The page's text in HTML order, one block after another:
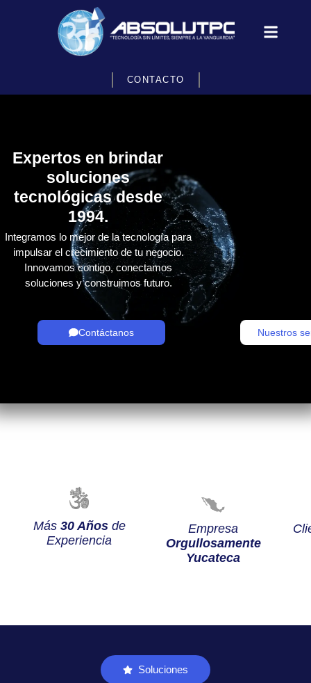
CONTACTO
Expertos en brindar
soluciones
tecnológicas desde
1994.
Integramos lo mejor de la tecnología para
impulsar el crecimiento de tu negocio.
Innovamos contigo, conectamos
soluciones y construimos futuro.
Contáctanos Nuestros
Más 30 Añosde
Experiencia
Empresa
Orgullosamente
Yucateca
Soluciones